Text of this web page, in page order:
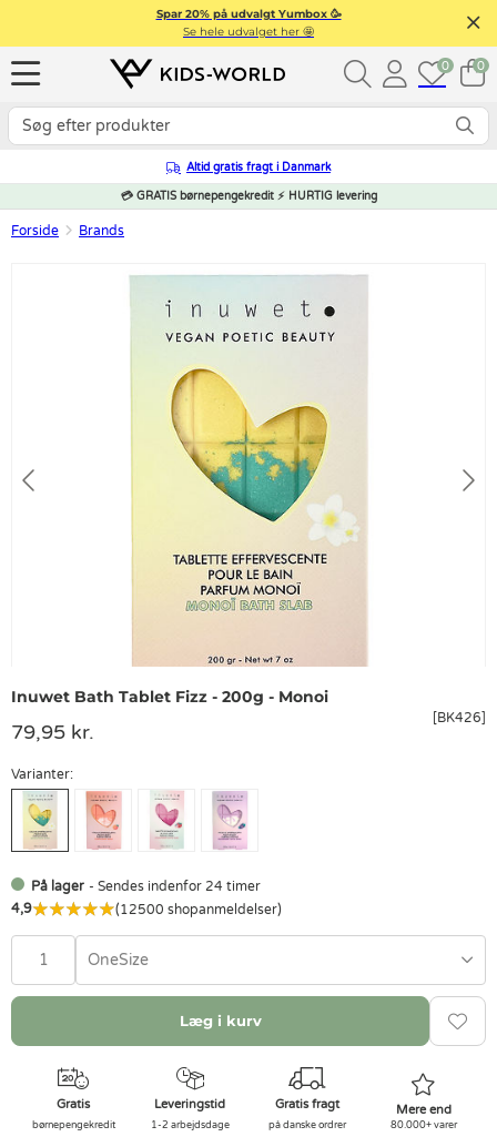
Spar 20% på udvalgt Yumbox 🥳
Se hele udvalget her 🤩
0 0
Altid gratis fragt i Danmark
💳 GRATIS børnepengekredit ⚡ HURTIG levering
Forside Brands
Inuwet Bath Tablet Fizz - 200g - Monoi
[BK426]
79,95 kr.
Varianter:
På lager - Sendes indenfor 24 timer
4,9
(12500 shopanmeldelser)
OneSize
Læg i kurv
Gratis
børnepengekredit
Leveringstid
1-2 arbejdsdage
Gratis fragt
på danske ordrer
Mere end
80.000+ varer